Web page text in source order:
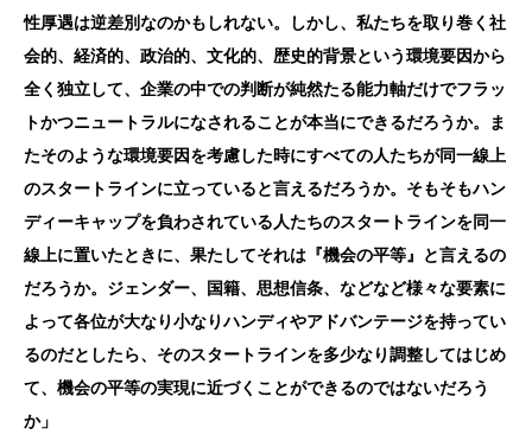
性厚遇は逆差別なのかもしれない。しかし、私たちを取り巻く社
会的、経済的、政治的、文化的、歴史的背景という環境要因から
全く独立して、企業の中での判断が純然たる能力軸だけでフラッ
トかつニュートラルになされることが本当にできるだろうか。ま
たそのような環境要因を考慮した時にすべての人たちが同一線上
のスタートラインに立っていると言えるだろうか。そもそもハン
ディーキャップを負わされている人たちのスタートラインを同一
線上に置いたときに、果たしてそれは『機会の平等』と言えるの
だろうか。ジェンダー、国籍、思想信条、などなど様々な要素に
よって各位が大なり小なりハンディやアドバンテージを持ってい
るのだとしたら、そのスタートラインを多少なり調整してはじめ
て、機会の平等の実現に近づくことができるのではないだろう
か」